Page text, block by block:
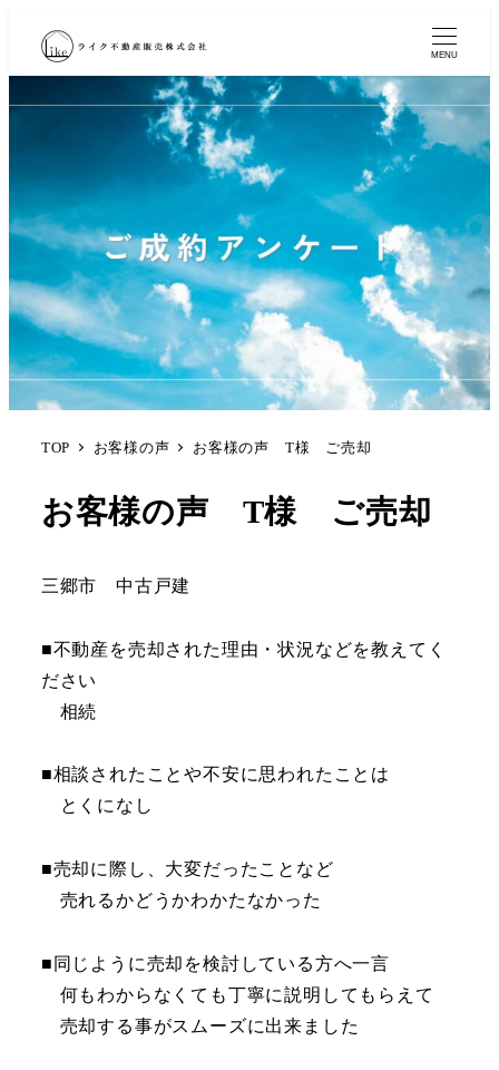
MENU
TOP お客様の声 お客様の声 T様 ご売却
お客様の声 T様 ご売却
三郷市 中古戸建
■不動産を売却された理由・状況などを教えてく
ださい
相続
■相談されたことや不安に思われたことは
とくになし
■売却に際し、大変だったことなど
売れるかどうかわかたなかった
■同じように売却を検討している方へ一言
何もわからなくても丁寧に説明してもらえて
売却する事がスムーズに出来ました